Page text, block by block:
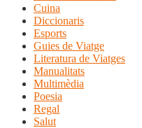
Cuina
Diccionaris
Esports
Guies de Viatge
Literatura de Viatges
Manualitats
Multimèdia
Poesia
Regal
Salut